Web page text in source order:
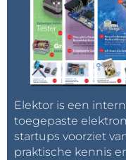
Elektor is een
toegepaste
startups voorziet
praktische kennis